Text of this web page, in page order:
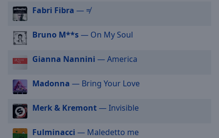
Track
in-
Picture
This
modal
window.
Beginning
Fabri Fibra — ≠
Bruno M**s— On My Soul
Gianna Nannini — America
Madonna — Bring Your Love
Merk & Kremont— Invisible
Fulminacci — Maledetto me